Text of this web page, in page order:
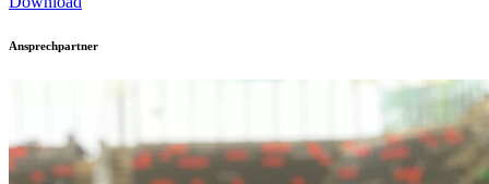
Ansprechpartner